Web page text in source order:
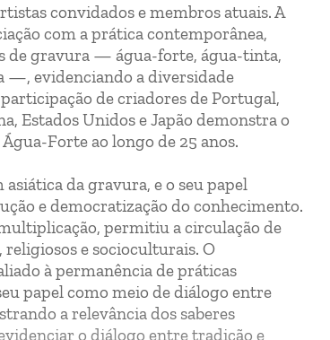
convidados e membros atuais. A
com a prática contemporânea,
de gravura — água-forte, água-tinta,
—, evidenciando a diversidade
de criadores de Portugal,
Estados Unidos e Japão demonstra o
Forte ao longo de 25 anos.
da gravura, e o seu papel
e democratização do conhecimento.
permitiu a circulação de
e socioculturais. O
à permanência de práticas
papel como meio de diálogo entre
a relevância dos saberes
o diálogo entre tradição e